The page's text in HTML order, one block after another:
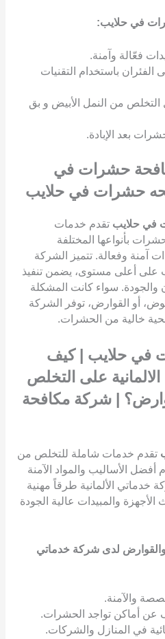
في حلايب:
فعّالة وآمنة.
الفئران باستخدام التقنيات
التخلص من النمل الأبيض و بق
بعد الإبادة.
حشرات في
حشرات في حلايب
في حلايب تقدم خدمات
بأنواعها المختلفة
آمنة وفعالة. تتميز الشركة
أعلى مستوى، يضمن تنفيذ
والجودة. سواء كانت المشكلة
أو القوارض، توفر الشركة
خالية من الحشرات.
في حلايب | كيف
على التخلص
| شركة مكافحة
تقدم خدمات شاملة للتخلص من
الأساليب والمواد الآمنة
خدماتي الألمانية طرقاً مهنية
والمبيدات عالية الجودة
لدى شركة خدماتي
والآمنة.
عن أماكن تواجد الحشرات.
في المنازل والشركات.